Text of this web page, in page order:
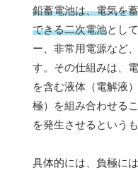
鉛蓄電池は、電気を
できる二次電池とし
ー、非常用電源など
す。その仕組みは、
を含む液体（電解液
極）を組み合わせる
を発生させるというも
具体的には、負極に